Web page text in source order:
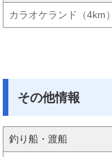
カラオケランド（4km）
その他情報
釣り船・渡船